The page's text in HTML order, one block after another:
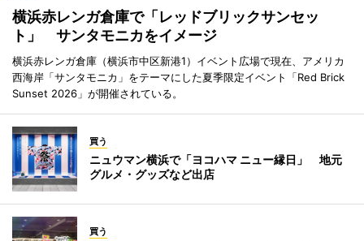
横浜赤レンガ倉庫で「レッドブリックサンセッ
ト」 サンタモニカをイメージ
横浜赤レンガ倉庫（横浜市中区新港1）イベント広場で現在、アメリカ
西海岸「サンタモニカ」をテーマにした夏季限定イベント「Red Brick
Sunset 2026」が開催されている。
買う
ニュウマン横浜で「ヨコハマ ニュー縁日」 地元
グルメ・グッズなど出店
買う